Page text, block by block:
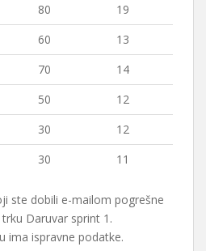
80
19
60
13
70
14
50
12
30
12
30 11
ste dobili e-mailom pogrešne
Daruvar sprint 1.
ima ispravne podatke.